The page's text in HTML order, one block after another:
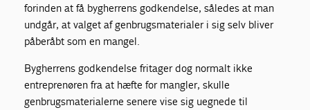
forinden at få bygherrens godkendelse, således at man
undgår, at valget af genbrugsmaterialer i sig selv bliver
påberåbt som en mangel.
Bygherrens godkendelse fritager dog normalt ikke
entreprenøren fra at hæfte for mangler, skulle
genbrugsmaterialerne senere vise sig uegnede til